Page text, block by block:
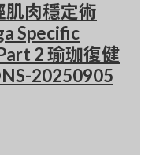
肌肉穩定術
Specific
2 瑜珈復健
20250905